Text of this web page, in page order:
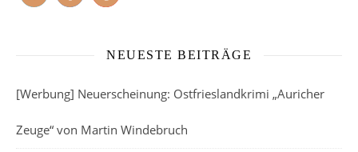
NEUESTE BEITRÄGE
[Werbung] Neuerscheinung: Ostfrieslandkrimi „Auricher
Zeuge“ von Martin Windebruch